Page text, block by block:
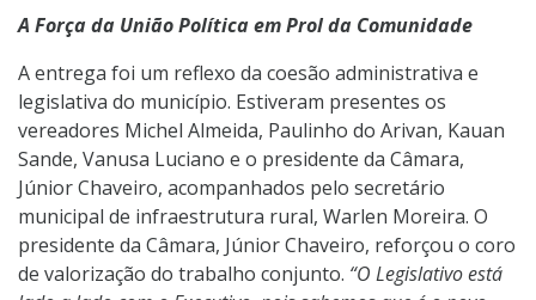
A Força da União Política em Prol da Comunidade
A entrega foi um reflexo da coesão administrativa e
legislativa do município. Estiveram presentes os
vereadores Michel Almeida, Paulinho do Arivan, Kauan
Sande, Vanusa Luciano e o presidente da Câmara,
Júnior Chaveiro, acompanhados pelo secretário
municipal de infraestrutura rural, Warlen Moreira. O
presidente da Câmara, Júnior Chaveiro, reforçou o coro
de valorização do trabalho conjunto. “O Legislativo está